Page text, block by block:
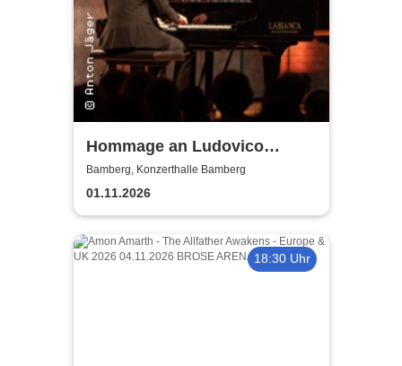
Hommage an Ludovico
Einaudi von Jonah Stabe
Bamberg, Konzerthalle Bamberg
01.11.2026
18:30 Uhr